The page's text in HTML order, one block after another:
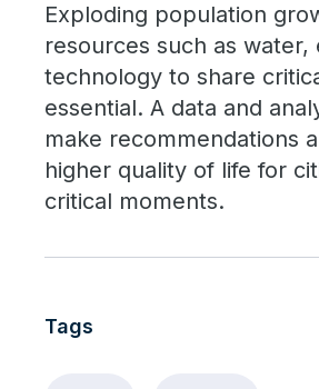
Exploding population
resources such as
technology to share
essential. A data and
make recommendations
higher quality of life for
critical moments.
Tags